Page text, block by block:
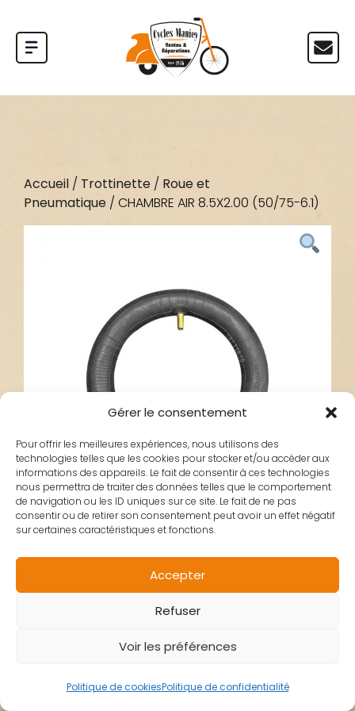
Gérer le consentement
Pour offrir les meilleures expériences, nous utilisons des
technologies telles que les cookies pour stocker et/ou accéder aux
informations des appareils. Le fait de consentir à ces technologies
nous permettra de traiter des données telles que le comportement
de navigation ou les ID uniques sur ce site. Le fait de ne pas
consentir ou de retirer son consentement peut avoir un effet négatif
sur certaines caractéristiques et fonctions.
Accepter
Refuser
Voir les préférences
Politique de cookiesPolitique de confidentialité
Accueil / Trottinette / Roue et
Pneumatique / CHAMBRE AIR 8.5X2.00 (50/75-6.1)
CHAMBRE AIR
8.5X2.00 (50/75-
6.1)